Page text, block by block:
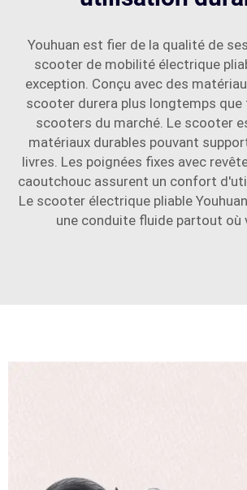
Youhuan est fier de la qualité de
scooter de mobilité électrique
exception. Conçu avec des
scooter durera plus longtemps
scooters du marché. Le scooter
matériaux durables pouvant
livres. Les poignées fixes avec
caoutchouc assurent un confort
Le scooter électrique pliable
une conduite fluide partout où